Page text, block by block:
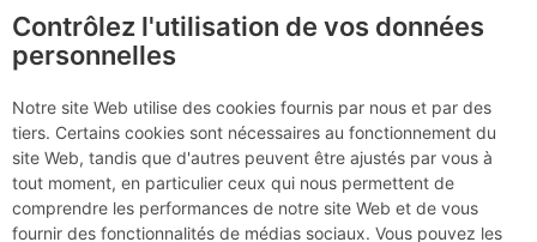
certaines pages ne sont plus accessibles, manquantes ou
incomplètes, déconnectez-vous puis reconnectez-vous à votre
compte sur le site.
Fafleralp : Chrindellicka
depuis Fafleralp
Jeudi 4 août 2016
Contrôlez l'utilisation de vos données
personnelles
Notre site Web utilise des cookies fournis par nous et par des
tiers. Certains cookies sont nécessaires au fonctionnement du
site Web, tandis que d'autres peuvent être ajustés par vous à
tout moment, en particulier ceux qui nous permettent de
comprendre les performances de notre site Web et de vous
fournir des fonctionnalités de médias sociaux. Vous pouvez les